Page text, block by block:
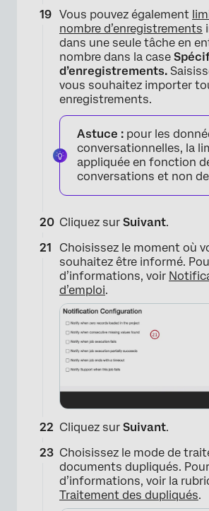
Vous pouvez également
nombre d’enregistrements
dans une seule tâche en
nombre dans la case
d’enregistrements.
vous souhaitez importer
enregistrements.
Astuce : pour les
conversationnelles, la
appliquée en fonction
conversations et non
Cliquez sur Suivant.
Choisissez le moment où
souhaitez être informé.
d’informations, voir
d’emploi.
Cliquez sur Suivant.
Choisissez le mode de
documents dupliqués.
d’informations, voir la
Traitement des dupliqués.